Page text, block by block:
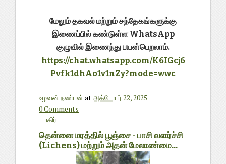
மேலும் தகவல் மற்றும் சந்தேகங்களுக்கு
இணைப்பில் கண்டுள்ள WhatsApp
குழுவில் இணைந்து பயன்பெறலாம்.
https://chat.whatsapp.com/K6IGcj6
Pvfk1dhAo1v1nZy?mode=wwc
உழவன் நண்பன்atஅக்டோபர் 22, 2025
0 Comments
பகிர்
தென்னை மரத்தில் பூஞ்சை - பாசி வளர்ச்சி
(Lichens) மற்றும் அதன் மேலாண்மை...